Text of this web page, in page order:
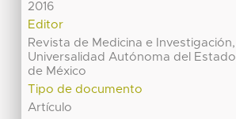
2016
Editor
Revista de Medicina e Investigación,
Universalidad Autónoma del Estado
de México
Tipo de documento
Artículo